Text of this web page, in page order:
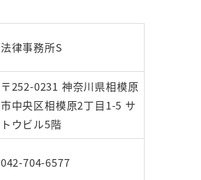
法律事務所S
〒252-0231 神奈川県相模原
市中央区相模原2丁目1-5 サ
トウビル5階
042-704-6577